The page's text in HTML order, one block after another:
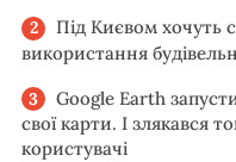
Під Києвом хочуть
використання
Google Earth
свої карти. І злякався
користувачі